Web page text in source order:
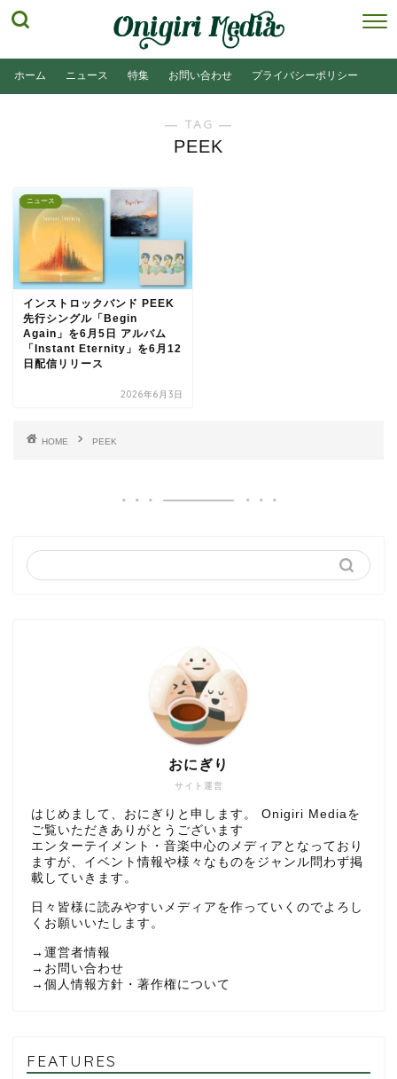
ホーム ニュース 特集 お問い合わせ プライバシーポリシー
― TAG ―
PEEK
ニュース
インストロックバンド PEEK
先行シングル「Begin
Again」を6月5日 アルバム
「Instant Eternity」を6月12
日配信リリース
2026年6月3日
HOME PEEK
サイト運営
おにぎり
はじめまして、おにぎりと申します。 Onigiri Mediaを
ご覧いただきありがとうございます
エンターテイメント・音楽中心のメディアとなっており
ますが、イベント情報や様々なものをジャンル問わず掲
載していきます。
日々皆様に読みやすいメディアを作っていくのでよろし
くお願いいたします。
→ 運営者情報
→ お問い合わせ
→ 個人情報方針・著作権について
FEATURES